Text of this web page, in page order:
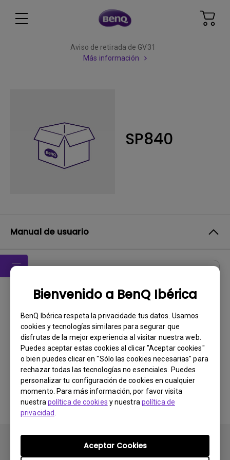
Bienvenido a BenQ Ibérica
BenQ Ibérica respeta la privacidade tus datos. Usamos
cookies y tecnologías similares para segurar que
disfrutas de la mejor experiencia al visitar nuestra web.
Puedes aceptar estas cookies al clicar "Aceptar cookies"
o bien puedes clicar en "Sólo las cookies necesarias" para
rechazar todas las tecnologías no esenciales. Puedes
personalizar tu configuración de cookies en cualquier
momento. Para más información, por favor visita
nuestra política de cookies y nuestra política de
privacidad
Aceptar Cookies
Aviso de retirada de GV31
Más información
SP840
Manual de usuario
Manual del usuario
Actualizar:2012/12/21
European Spanish
Tamaño de archivo:4.41 MB
Versión:
Previsualizar